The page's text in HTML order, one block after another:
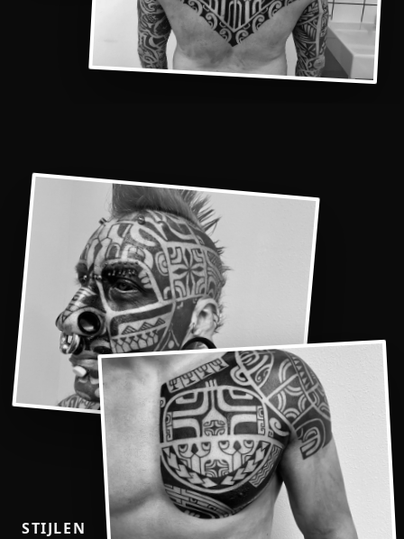
STIJLEN